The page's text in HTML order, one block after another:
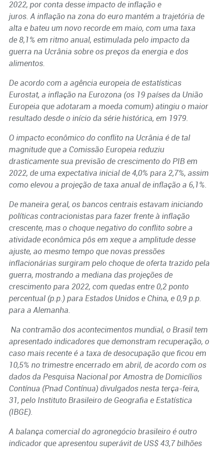
2022, por conta desse impacto de inflação e
juros. A inflação na zona do euro mantém a trajetória de
alta e bateu um novo recorde em maio, com uma taxa
de 8,1% em ritmo anual, estimulada pelo impacto da
guerra na Ucrânia sobre os preços da energia e dos
alimentos.
De acordo com a agência europeia de estatísticas
Eurostat, a inflação na Eurozona (os 19 países da União
Europeia que adotaram a moeda comum) atingiu o maior
resultado desde o início da série histórica, em 1979.
O impacto econômico do conflito na Ucrânia é de tal
magnitude que a Comissão Europeia reduziu
drasticamente sua previsão de crescimento do PIB em
2022, de uma expectativa inicial de 4,0% para 2,7%, assim
como elevou a projeção de taxa anual de inflação a 6,1%.
De maneira geral, os bancos centrais estavam iniciando
políticas contracionistas para fazer frente à inflação
crescente, mas o choque negativo do conflito sobre a
atividade econômica pôs em xeque a amplitude desse
ajuste, ao mesmo tempo que novas pressões
inflacionárias surgiram pelo choque de oferta trazido pela
guerra, mostrando a mediana das projeções de
crescimento para 2022, com quedas entre 0,2 ponto
percentual (p.p.) para Estados Unidos e China, e 0,9 p.p.
para a Alemanha.
Na contramão dos acontecimentos mundial, o Brasil tem
apresentado indicadores que demonstram recuperação, o
caso mais recente é a taxa de desocupação que ficou em
10,5% no trimestre encerrado em abril, de acordo com os
dados da Pesquisa Nacional por Amostra de Domicílios
Contínua (Pnad Contínua) divulgados nesta terça-feira,
31, pelo Instituto Brasileiro de Geografia e Estatística
(IBGE).
A balança comercial do agronegócio brasileiro é outro
indicador que apresentou superávit de US$ 43,7 bilhões